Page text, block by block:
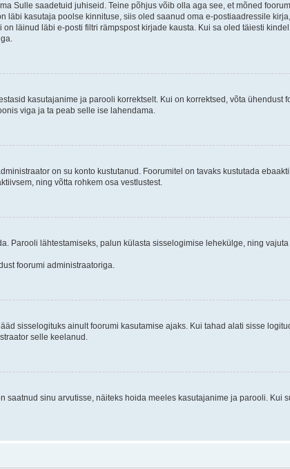
Sulle saadetuid juhiseid. Teine põhjus võib olla aga see, et mõned
läbi kasutaja poolse kinnituse, siis oled saanud oma e-postiaadressile
läinud läbi e-posti filtri rämpspost kirjade kausta. Kui sa oled täiesti
kasutajanime ja parooli korrektselt. Kui on korrektsed, võta ühendust
viga ja ta peab selle ise lahendama.
on su konto kustutanud. Foorumitel on tavaks kustutada
ning võtta rohkem osa vestlustest.
Parooli lähtestamiseks, palun külasta sisselogimise lehekülge, ning
foorumi administraatoriga.
sisselogituks ainult foorumi kasutamise ajaks. Kui tahad alati sisse
selle keelanud.
saatnud sinu arvutisse, näiteks hoida meeles kasutajanime ja parooli.